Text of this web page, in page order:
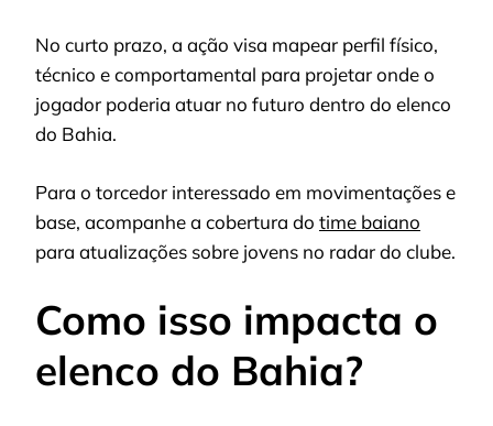
No curto prazo, a ação visa mapear perfil físico,
técnico e comportamental para projetar onde o
jogador poderia atuar no futuro dentro do elenco
do Bahia.
Para o torcedor interessado em movimentações e
base, acompanhe a cobertura do time baiano
para atualizações sobre jovens no radar do clube.
Como isso impacta o
elenco do Bahia?